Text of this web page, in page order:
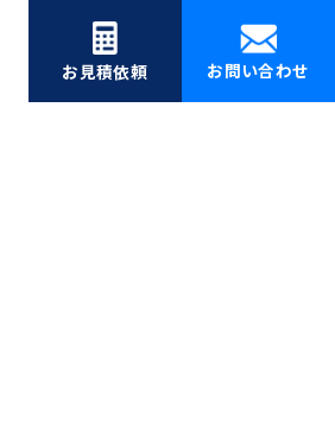
お見積依頼 お問い合わせ